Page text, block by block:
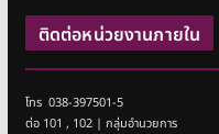
ติดต่อหน่วยงานภายใน
โทร 038-397501-5
ต่อ 101 , 102 | กลุ่มอำนวยการ